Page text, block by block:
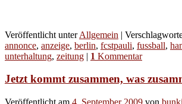
Veröffentlicht unter Allgemein |
annonce, anzeige, berlin, fcstpauli, fussball,
unterhaltung, zeitung | 1 Kommentar
Jetzt kommt zusammen, was
Veröffentlicht am 4. September 2009 von bunki